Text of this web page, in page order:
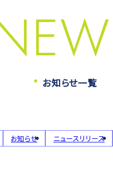
お知らせ一覧
お知らせ ニュースリリース